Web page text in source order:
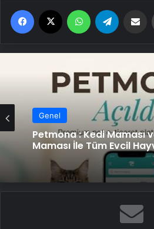
Facebook WhatsApp
Genel
Petmona : Kedi Maması
Maması İle Tüm Evcil